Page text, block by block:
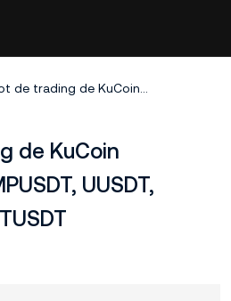
Le bot de trading de KuCoin supprimera CAMPUSDT, UUSDT, PLAIUSDT et OXTUSDT
de KuCoin
UUSDT,